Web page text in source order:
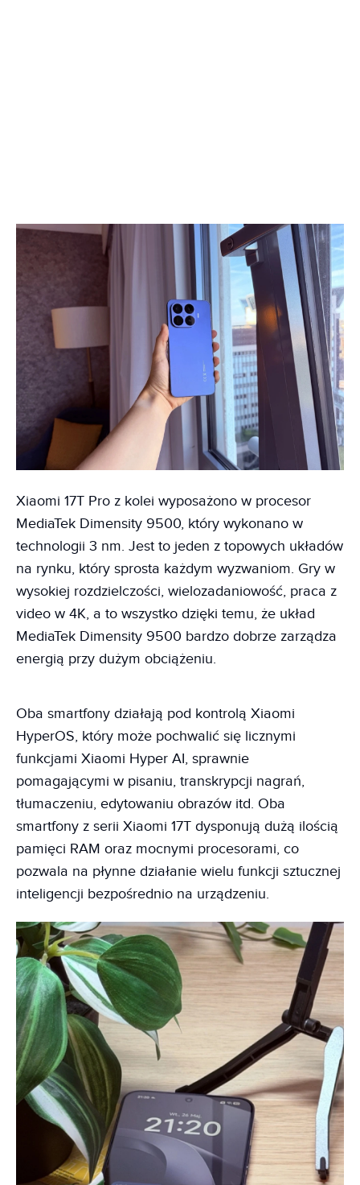
Xiaomi 17T Pro z kolei wyposażono w procesor
MediaTek Dimensity 9500, który wykonano w
technologii 3 nm. Jest to jeden z topowych układów
na rynku, który sprosta każdym wyzwaniom. Gry w
wysokiej rozdzielczości, wielozadaniowość, praca z
video w 4K, a to wszystko dzięki temu, że układ
MediaTek Dimensity 9500 bardzo dobrze zarządza
energią przy dużym obciążeniu.
Oba smartfony działają pod kontrolą Xiaomi
HyperOS, który może pochwalić się licznymi
funkcjami Xiaomi Hyper AI, sprawnie
pomagającymi w pisaniu, transkrypcji nagrań,
tłumaczeniu, edytowaniu obrazów itd. Oba
smartfony z serii Xiaomi 17T dysponują dużą ilością
pamięci RAM oraz mocnymi procesorami, co
pozwala na płynne działanie wielu funkcji sztucznej
inteligencji bezpośrednio na urządzeniu.